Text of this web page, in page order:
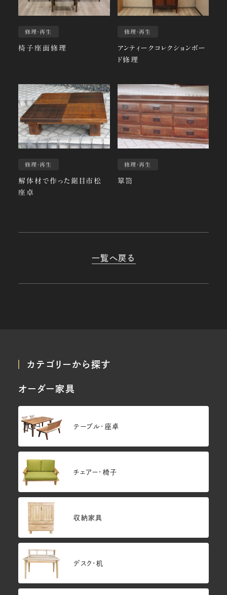
修理・再生
椅子座面修理
修理・再生
アンティークコレクションボー
ド修理
修理・再生
解体材で作った鋸目市松
座卓
修理・再生
箪笥
一覧へ戻る
カテゴリーから探す
オーダー家具
テーブル・座卓
チェアー・椅子
収納家具
デスク・机